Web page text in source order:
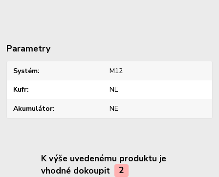
Parametry
Systém M12
Kufr NE
Akumulátor NE
K výše uvedenému produktu je
vhodné dokoupit
2